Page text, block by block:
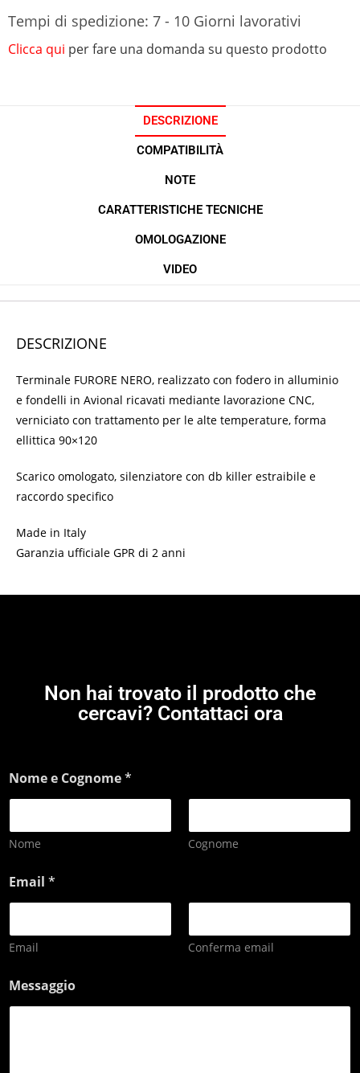
Tempi di spedizione: 7 - 10 Giorni lavorativi
Clicca qui per fare una domanda su questo prodotto
DESCRIZIONE
COMPATIBILITÀ
NOTE
CARATTERISTICHE TECNICHE
OMOLOGAZIONE
VIDEO
DESCRIZIONE
Terminale FURORE NERO, realizzato con fodero in alluminio
e fondelli in Avional ricavati mediante lavorazione CNC,
verniciato con trattamento per le alte temperature, forma
ellittica 90×120
Scarico omologato, silenziatore con db killer estraibile e
raccordo specifico
Made in Italy
Garanzia ufficiale GPR di 2 anni
Non hai trovato il prodotto che
cercavi? Contattaci ora
Nome e Cognome*
Nome Cognome
Email *
Email Conferma email
Messaggio